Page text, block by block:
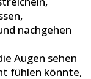
nachgehen
Augen sehen
fühlen könnte,